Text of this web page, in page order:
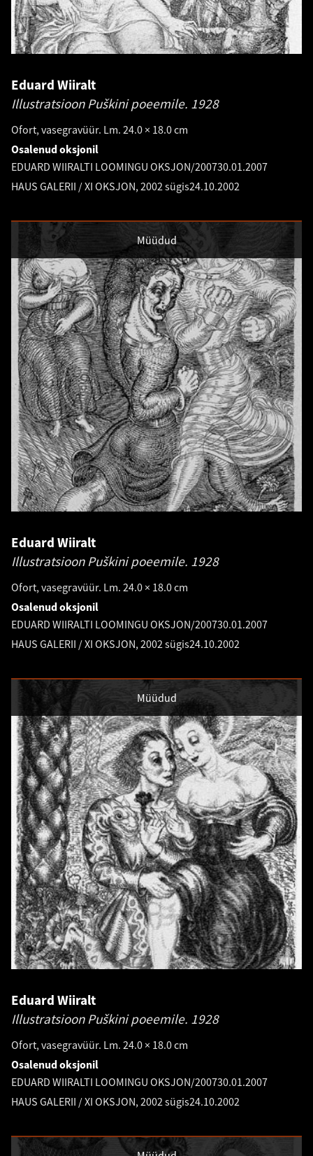
Eduard Wiiralt
Illustratsioon Puškini poeemile. 1928
Ofort, vasegravüür. Lm. 24.0 × 18.0 cm
Osalenud oksjonil
EDUARD WIIRALTI LOOMINGU OKSJON/200730.01.2007
HAUS GALERII / XI OKSJON, 2002 sügis24.10.2002
Müüdud
Eduard Wiiralt
Illustratsioon Puškini poeemile. 1928
Ofort, vasegravüür. Lm. 24.0 × 18.0 cm
Osalenud oksjonil
EDUARD WIIRALTI LOOMINGU OKSJON/200730.01.2007
HAUS GALERII / XI OKSJON, 2002 sügis24.10.2002
Müüdud
Eduard Wiiralt
Illustratsioon Puškini poeemile. 1928
Ofort, vasegravüür. Lm. 24.0 × 18.0 cm
Osalenud oksjonil
EDUARD WIIRALTI LOOMINGU OKSJON/200730.01.2007
HAUS GALERII / XI OKSJON, 2002 sügis24.10.2002